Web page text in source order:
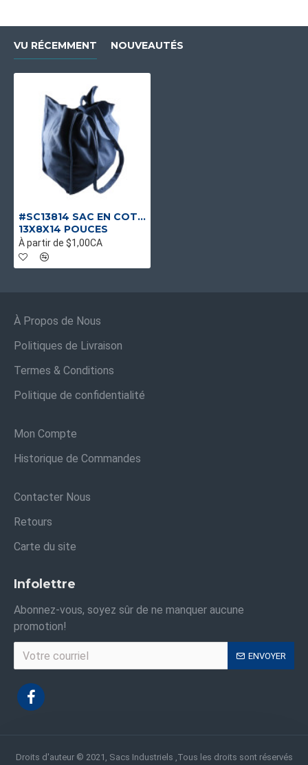
VU RÉCEMMENT NOUVEAUTÉS
#SC13814 SAC EN COTON BLEU RÉUTILISABLE ET ROBUSTE
13X8X14 POUCES
À partir de $1,00CA
À Propos de Nous
Politiques de Livraison
Termes & Conditions
Politique de confidentialité
Mon Compte
Historique de Commandes
Contacter Nous
Retours
Carte du site
Infolettre
Abonnez-vous, soyez sûr de ne manquer aucune
promotion!
ENVOYER
Droits d'auteur © 2021, Sacs Industriels ,Tous les droits sont réservés